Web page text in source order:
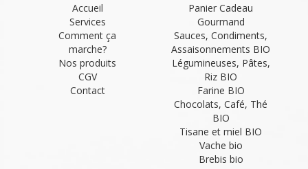
Accueil
Services
Comment ça
marche?
Nos produits
CGV
Contact
Panier Cadeau
Gourmand
Sauces, Condiments,
Assaisonnements BIO
Légumineuses, Pâtes,
Riz BIO
Farine BIO
Chocolats, Café, Thé
BIO
Tisane et miel BIO
Vache bio
Brebis bio